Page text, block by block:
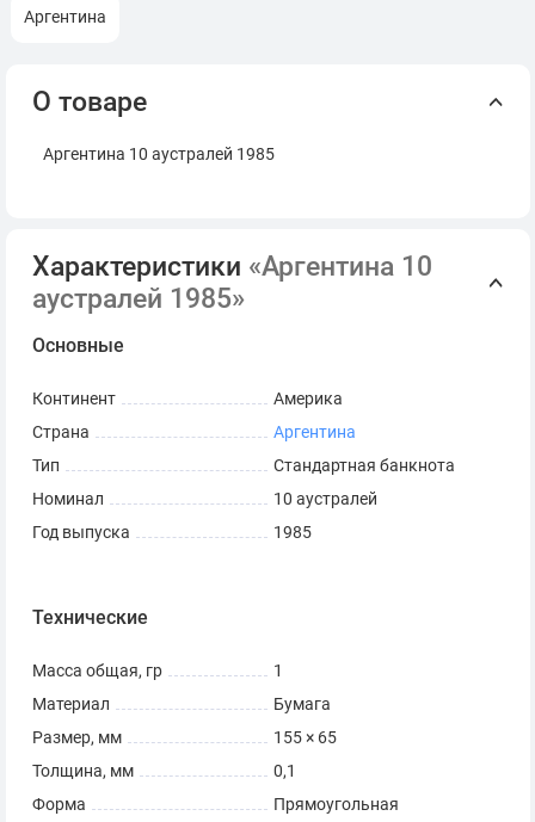
Аргентина
О товаре
Аргентина 10 аустралей 1985
Характеристики «Аргентина 10
аустралей 1985»
Основные
Континент
Америка
Страна
Аргентина
Тип
Стандартная банкнота
Номинал
10 аустралей
Год выпуска
1985
Технические
Масса общая, гр
1
Материал
Бумага
Размер, мм
155 × 65
Толщина, мм
0,1
Форма
Прямоугольная